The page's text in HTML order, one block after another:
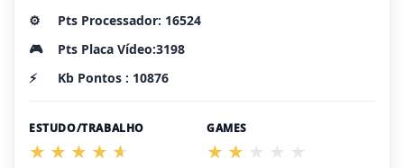
⚙️
Pts Processador: 16524
🎮
Pts Placa Vídeo:3198
⚡
Kb Pontos : 10876
ESTUDO/TRABALHO GAMES